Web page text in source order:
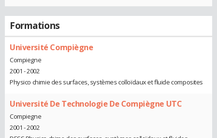
Formations
Université Compiègne
Compiegne
2001 - 2002
Physico chimie des surfaces, systèmes colloïdaux et fluide composites
Université De Technologie De Compiègne UTC
Compiegne
2001 - 2002